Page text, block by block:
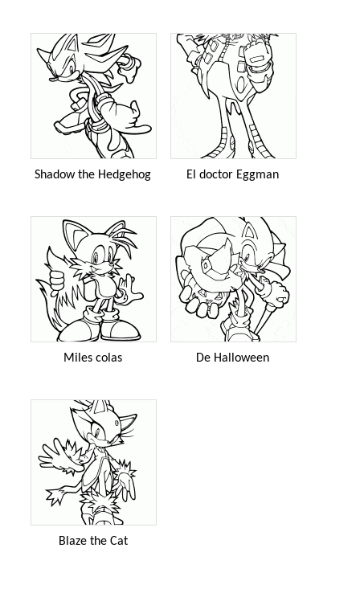
Shadow the Hedgehog El doctor Eggman
Miles colas De Halloween
Blaze the Cat